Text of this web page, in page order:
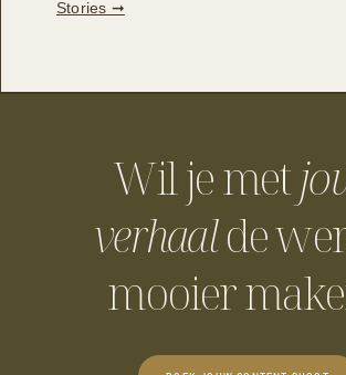
Stories ➞
Wil je met
verhaalde
mooier